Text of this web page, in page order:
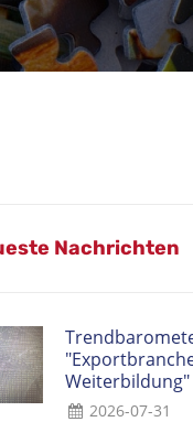
Nachrichten
Weiterbildung"
2026-07-31